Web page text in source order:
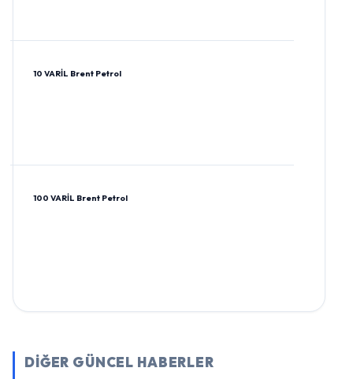
10 VARİL Brent Petrol
100 VARİL Brent Petrol
DİĞER GÜNCEL HABERLER